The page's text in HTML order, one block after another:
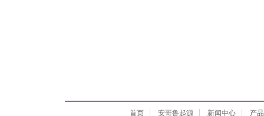
首页 安哥鲁起源 新闻中心 产